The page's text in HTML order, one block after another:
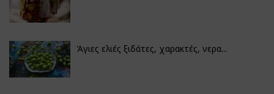
Άγιες ελιές ξιδάτες, χαρακτές, νερα...